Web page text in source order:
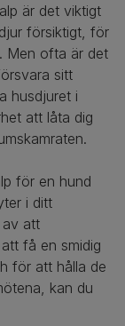
är det viktigt
försiktigt, för
Men ofta är det
sitt
husdjuret i
att låta dig
för en hund
i ditt
av att
få en smidig
för att hålla de
kan du